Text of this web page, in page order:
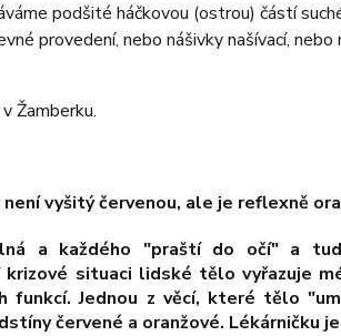
podšité háčkovou (ostrou) částí
provedení, nebo nášivky našívací,
Žamberku.
není vyšitý červenou, ale je reflexně
a každého "praští do očí" a
krizové situaci lidské tělo vyřazuje
funkcí. Jednou z věcí, které tělo
červené a oranžové. Lékárničku